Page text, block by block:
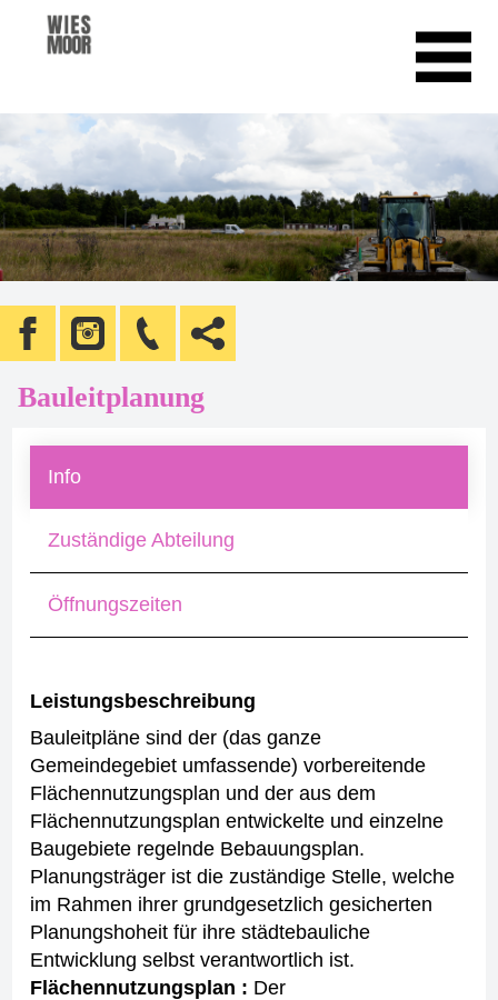
Bauleitplanung
Info
Zuständige Abteilung
Öffnungszeiten
Leistungsbeschreibung
Bauleitpläne sind der (das ganze
Gemeindegebiet umfassende) vorbereitende
Flächennutzungsplan und der aus dem
Flächennutzungsplan entwickelte und einzelne
Baugebiete regelnde Bebauungsplan.
Planungsträger ist die zuständige Stelle, welche
im Rahmen ihrer grundgesetzlich gesicherten
Planungshoheit für ihre städtebauliche
Entwicklung selbst verantwortlich ist.
Flächennutzungsplan : Der